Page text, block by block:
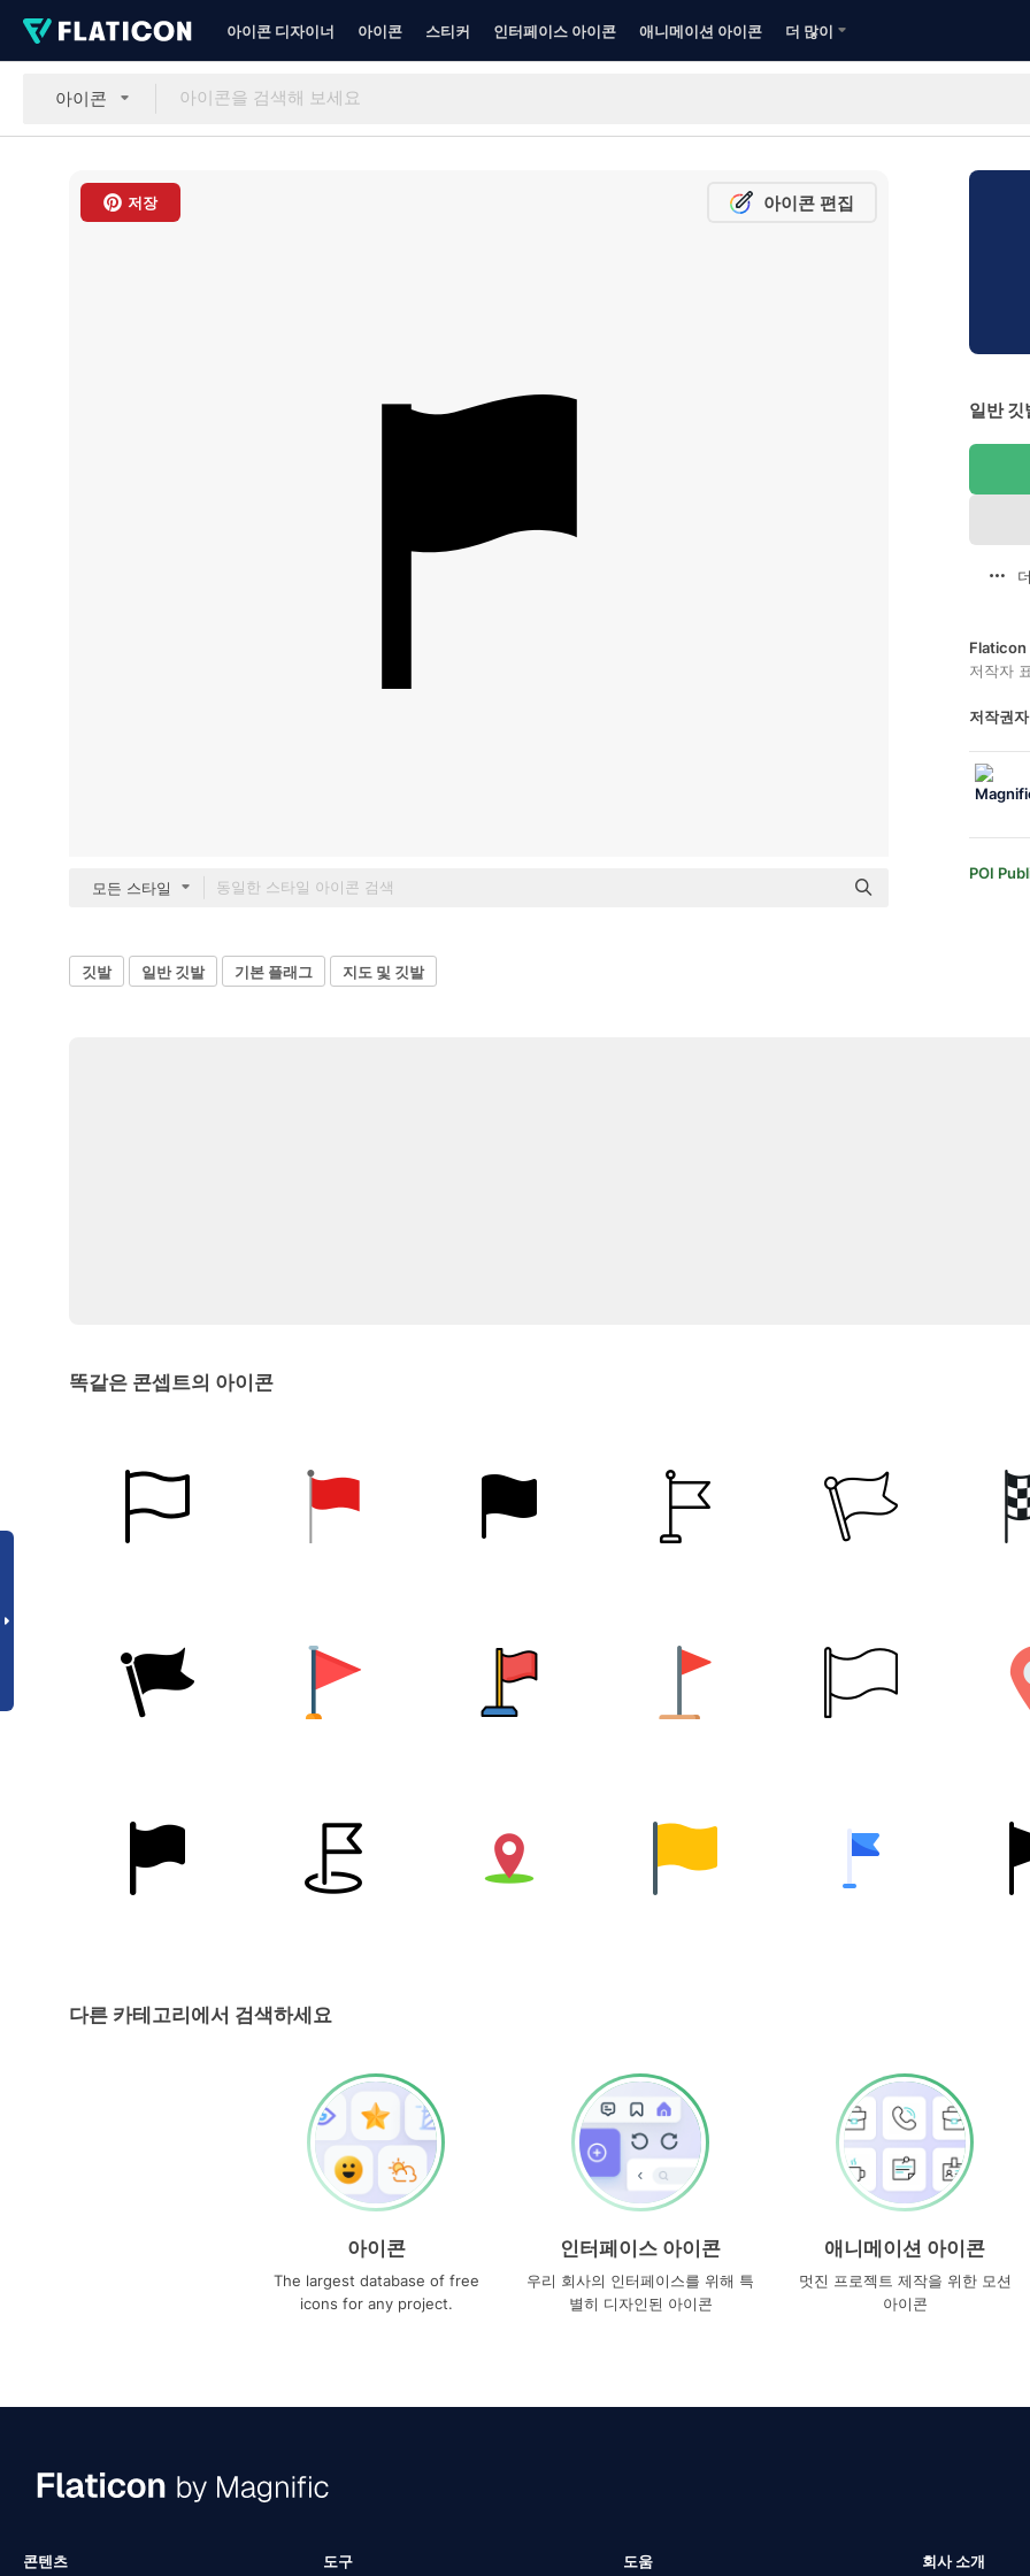
아이콘 디자이너 아이콘 스티커 인터페이스 아이콘 애니메이션 아이콘 더 많이
아이콘
저장 아이콘 편집
모든 스타일
일반 깃
Flaticon
저작자
저작권
POI
깃발 일반 깃발 기본 플래그 지도 및 깃발
똑같은 콘셉트의 아이콘
다른 카테고리에서 검색하세요
아이콘
The largest database of free
icons for any project.
인터페이스 아이콘
우리 회사의 인터페이스를 위해 특
별히 디자인된 아이콘
애니메이션 아이콘
멋진 프로젝트 제작을 위한 모션
아이콘
콘텐츠 도구 도움 회사 소개